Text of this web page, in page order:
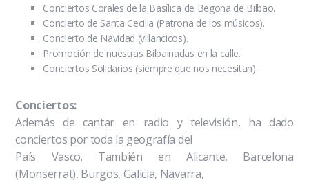
Conciertos Corales de la Basílica de Begoña de Bilbao.
Concierto de Santa Cecilia (Patrona de los músicos).
Concierto de Navidad (villancicos).
Promoción de nuestras Bilbainadas en la calle.
Conciertos Solidarios (siempre que nos necesitan).
Conciertos:
Además de cantar en radio y televisión, ha dado
conciertos por toda la geografía del
País Vasco. También en Alicante, Barcelona
(Monserrat), Burgos, Galicia, Navarra,